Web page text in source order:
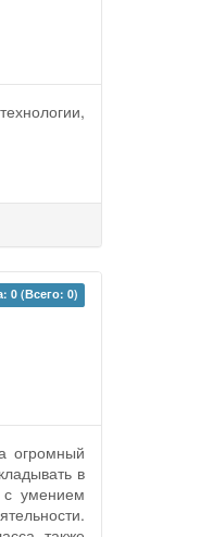
0 (Всего: 0)
огромный
в
с умением